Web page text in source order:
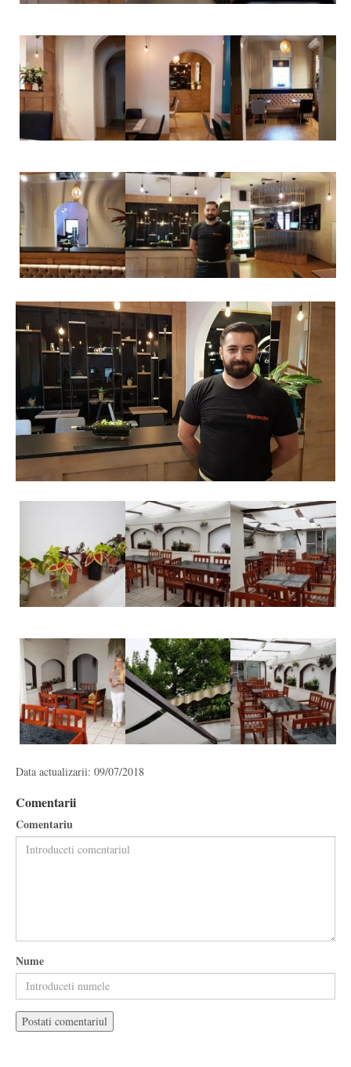
Data actualizarii: 09/07/2018
Comentarii
Comentariu
Nume